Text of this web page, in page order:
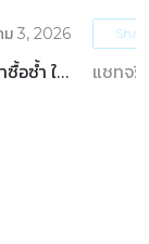
ม 3, 2026
อซ้ำ ใน
แชทจริ